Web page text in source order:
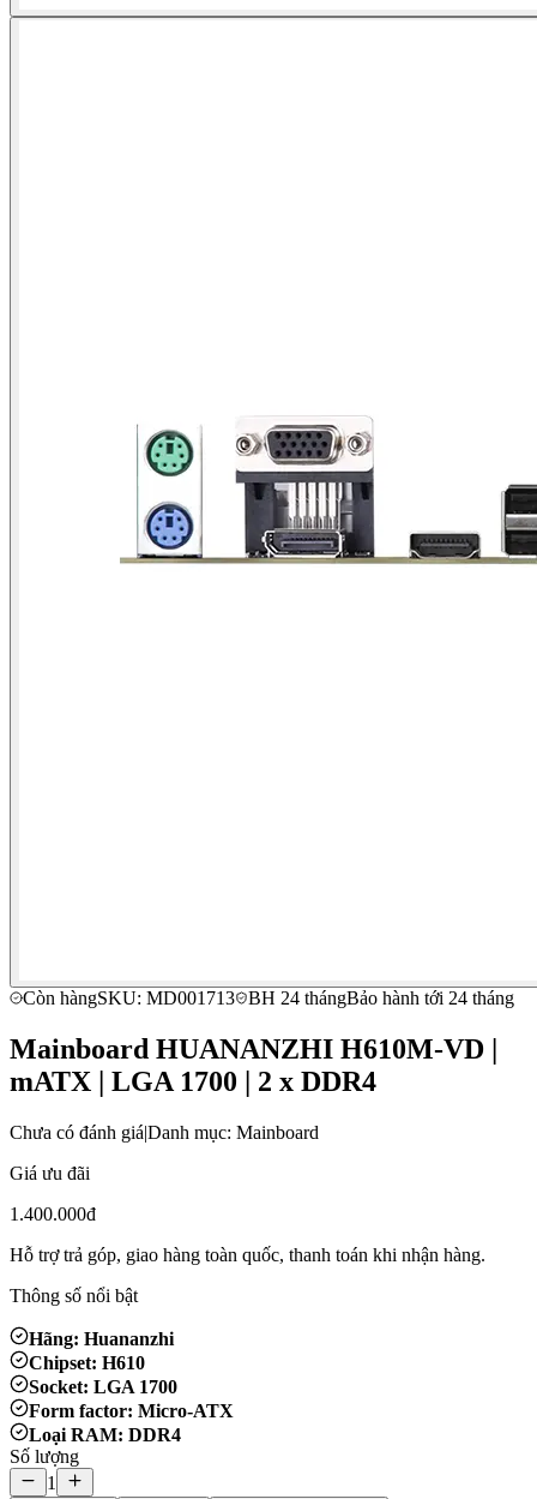
Còn hàngSKU: MD001713 BH 24 thángBảo hành tới 24 tháng
Mainboard HUANANZHI H610M-VD |
mATX | LGA 1700 | 2 x DDR4
Chưa có đánh giá|Danh mục: Mainboard
Giá ưu đãi
1.400.000đ
Hỗ trợ trả góp, giao hàng toàn quốc, thanh toán khi nhận hàng.
Thông số nổi bật
Hãng: Huananzhi
Chipset: H610
Socket: LGA 1700
Form factor: Micro-ATX
Loại RAM: DDR4
Số lượng
1